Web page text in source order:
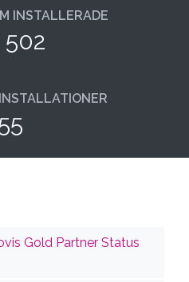
INSTALLERADE
502
Gold Partner Status